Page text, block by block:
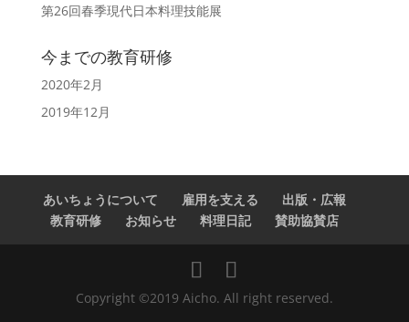
第26回春季現代日本料理技能展
今までの教育研修
2020年2月
2019年12月
あいちょうについて 雇用を支える
出版・広報
教育研修
お知らせ 料理日記 賛助協賛店
Copyright ©2019 Aicho. All right reserved.